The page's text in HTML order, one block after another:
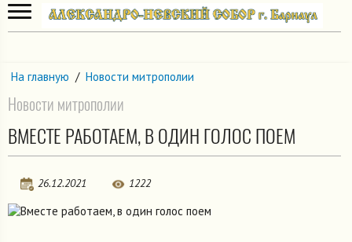
На главную / Новости митрополии
Новости митрополии
ВМЕСТЕ РАБОТАЕМ, В ОДИН ГОЛОС ПОЕМ
26.12.2021 1222